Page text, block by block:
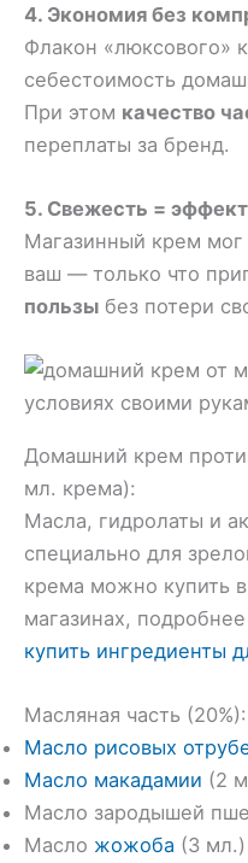
4. Экономия без
Флакон «люксового»
себестоимость
При этом качество
переплаты за бренд.
5. Свежесть =
Магазинный крем мог
ваш — только что
пользы без потери
Домашний крем
мл. крема):
Масла, гидролаты и
специально для
крема можно купить
магазинах,
купить ингредиенты
Масляная часть (20%):
Масло рисовых
Масло макадамии (2
Масло зародышей
Масло жожоба (3 мл.)